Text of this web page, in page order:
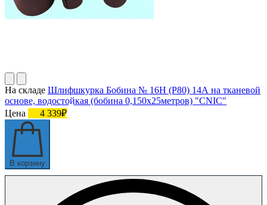
На складе Шлифшкурка Бобина № 16Н (P80) 14А на тканевой
основе, водостойкая (бобина 0,150х25метров) "CNIC"
Цена
4 339₽
В корзину